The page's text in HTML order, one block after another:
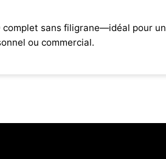
complet sans filigrane—idéal pour un
ou commercial.